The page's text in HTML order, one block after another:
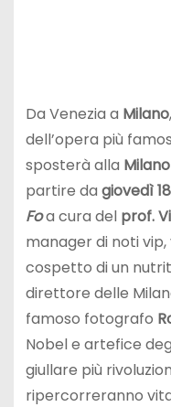
Da Venezia a Milano
dell’opera più
sposterà alla
partire da giovedì
Foa cura del prof.
manager di noti
cospetto di un
direttore delle
famoso fotografo
Nobel e artefice
giullare più
ripercorreranno